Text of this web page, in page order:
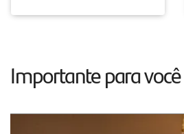
Importante para você